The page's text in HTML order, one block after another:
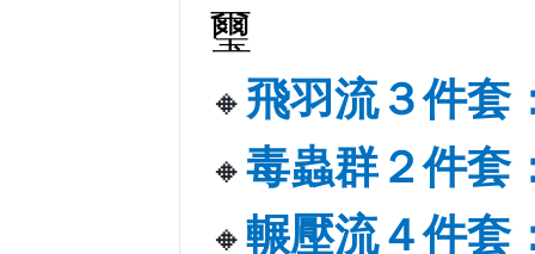
璽
🔸飛羽流３件套
🔸毒蟲群２件套
🔸輾壓流４件套